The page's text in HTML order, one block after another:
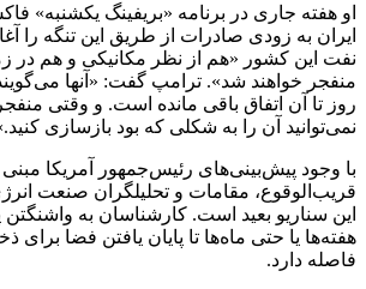
او هفته جاری در برنامه «بریفینگ یکشنبه»
ایران به زودی صادرات از طریق این تنگه را
نفت این کشور «هم از نظر مکانیکی و هم در
منفجر خواهند شد». ترامپ گفت: «آنها
روز تا آن اتفاق باقی مانده است. و وقتی
نمی‌توانید آن را به شکلی که بود بازسازی
با وجود پیش‌بینی‌های رئیس‌جمهور آمریکا مبنی
قریب‌الوقوع، مقامات و تحلیلگران صنعت
این سناریو بعید است. کارشناسان به
هفته‌ها یا حتی ماه‌ها تا پایان یافتن فضا
فاصله دارد.